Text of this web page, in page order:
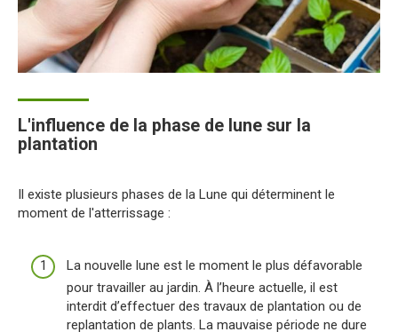
L'influence de la phase de lune sur la
plantation
Il existe plusieurs phases de la Lune qui déterminent le
moment de l'atterrissage :
La nouvelle lune est le moment le plus défavorable
pour travailler au jardin. À l’heure actuelle, il est
interdit d’effectuer des travaux de plantation ou de
replantation de plants. La mauvaise période ne dure